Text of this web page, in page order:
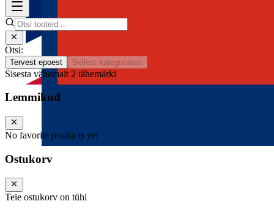
Otsi:
Tervest epoest Sellest kategooriast
Sisesta vähemalt 2 tähemärki
Lemmikud
No favorite products yet
Ostukorv
Teie ostukorv on tühi